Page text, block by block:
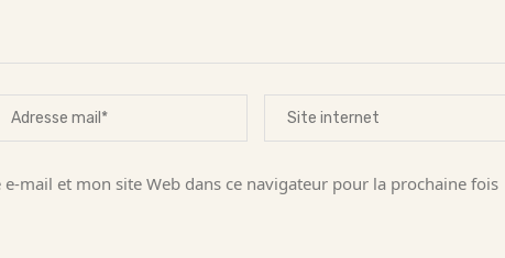
mail et mon site Web dans ce navigateur pour la prochaine fois